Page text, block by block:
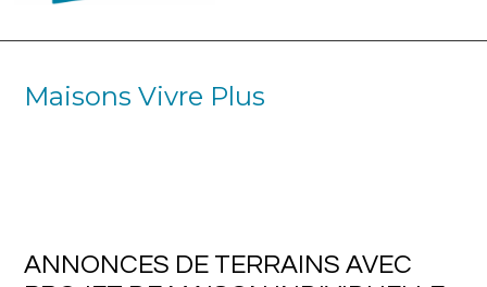
Maisons Vivre Plus
ANNONCES DE TERRAINS AVEC